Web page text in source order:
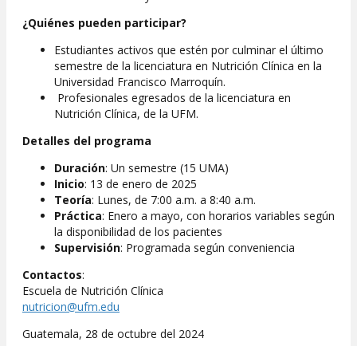
¿Quiénes pueden participar?
Estudiantes activos que estén por culminar el último
semestre de la licenciatura en Nutrición Clínica en la
Universidad Francisco Marroquín.
Profesionales egresados de la licenciatura en
Nutrición Clínica, de la UFM.
Detalles del programa
Duración: Un semestre (15 UMA)
Inicio: 13 de enero de 2025
Teoría: Lunes, de 7:00 a.m. a 8:40 a.m.
Práctica: Enero a mayo, con horarios variables según
la disponibilidad de los pacientes
Supervisión: Programada según conveniencia
Contactos:
Escuela de Nutrición Clínica
nutricion@ufm.edu
Guatemala, 28 de octubre del 2024